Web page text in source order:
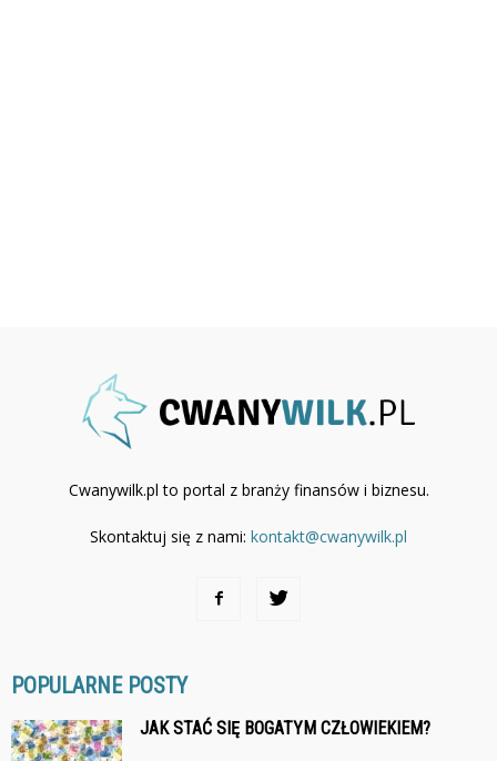
Cwanywilk.pl to portal z branży finansów i biznesu.
Skontaktuj się z nami: kontakt@cwanywilk.pl
POPULARNE POSTY
JAK STAĆ SIĘ BOGATYM CZŁOWIEKIEM?